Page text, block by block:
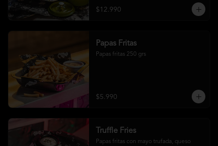
$12.990
Papas Fritas
Papas fritas 250 grs
$5.990
Truffle Fries
Papas fritas con mayo trufada, queso